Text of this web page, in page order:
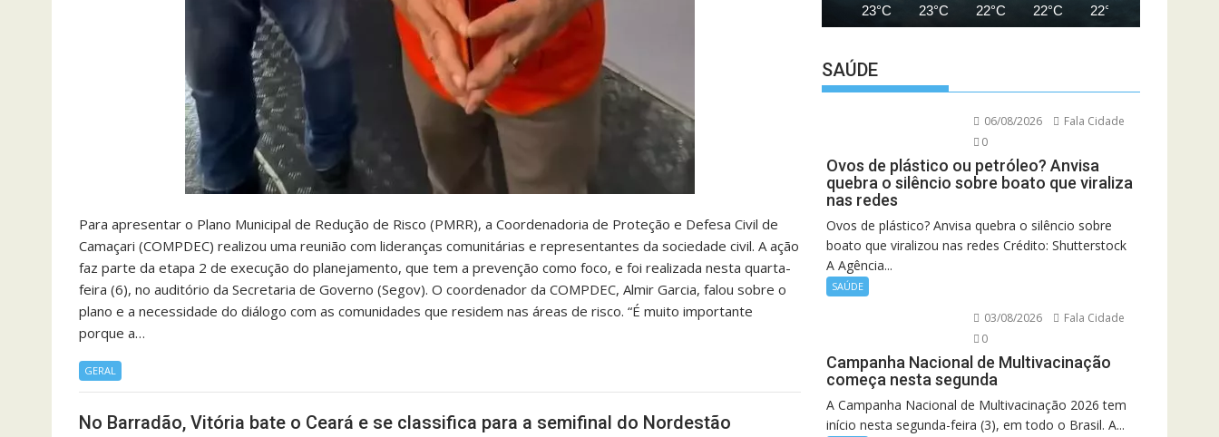
Para apresentar o Plano Municipal de Redução de Risco (PMRR), a Coordenadoria de Proteção e Defesa Civil de
Camaçari (COMPDEC) realizou uma reunião com lideranças comunitárias e representantes da sociedade civil. A ação
faz parte da etapa 2 de execução do planejamento, que tem a prevenção como foco, e foi realizada nesta quarta-
feira (6), no auditório da Secretaria de Governo (Segov). O coordenador da COMPDEC, Almir Garcia, falou sobre o
plano e a necessidade do diálogo com as comunidades que residem nas áreas de risco. “É muito importante
porque a…
GERAL
No Barradão, Vitória bate o Ceará e se classifica para a semifinal do Nordestão
23°C 23°C 22°C 22°C 22°C
SAÚDE
06/08/2026
Fala Cidade
0
Ovos de plástico ou petróleo? Anvisa
quebra o silêncio sobre boato que viraliza
nas redes
Ovos de plástico? Anvisa quebra o silêncio sobre
boato que viralizou nas redes Crédito: Shutterstock
A Agência...
SAÚDE
03/08/2026
Fala Cidade
0
Campanha Nacional de Multivacinação
começa nesta segunda
A Campanha Nacional de Multivacinação 2026 tem
início nesta segunda-feira (3), em todo o Brasil. A...